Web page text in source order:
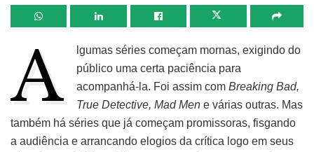
A
lgumas séries começam mornas, exigindo do
público uma certa paciência para
acompanhá-la. Foi assim comBreaking Bad,
True Detective, Mad Men e várias outras. Mas
também há séries que já começam promissoras, fisgando
a audiência e arrancando elogios da crítica logo em seus